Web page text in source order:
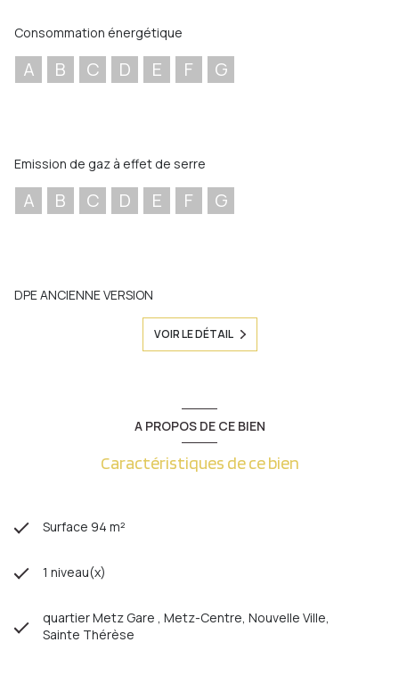
Consommation énergétique
A B C D E F G
Emission de gaz à effet de serre
A B C D E F G
DPE ANCIENNE VERSION
VOIR LE DÉTAIL
A PROPOS DE CE BIEN
Caractéristiques de ce bien
Surface 94 m²
1 niveau(x)
quartier Metz Gare , Metz-Centre, Nouvelle Ville,
Sainte Thérèse